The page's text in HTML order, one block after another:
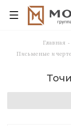
Главная -
Письменые и